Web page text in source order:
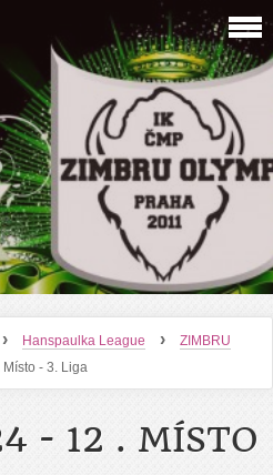
› Hanspaulka League ›
ZIMBRU
Místo - 3. Liga
- 12 . MÍSTO